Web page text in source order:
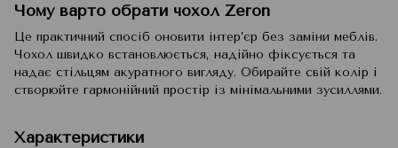
Чому варто обрати чохол Zeron
Це практичний спосіб оновити інтер’єр без заміни меблів.
Чохол швидко встановлюється, надійно фіксується та
надає стільцям акуратного вигляду. Обирайте свій колір і
створюйте гармонійний простір із мінімальними зусиллями.
Характеристики